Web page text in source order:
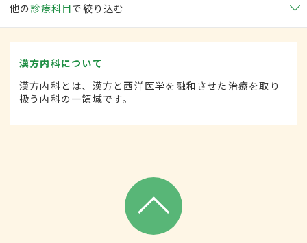
他の 診療科目で絞り込む
漢方内科について
漢方内科とは、漢方と西洋医学を融和させた治療を取り
扱う内科の一領域です。